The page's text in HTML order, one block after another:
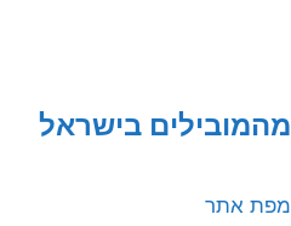
מהמובילים בישראל
מפת אתר